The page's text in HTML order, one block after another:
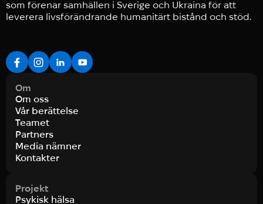
som förenar samhällen i Sverige och Ukraina för att
leverera livsförändrande humanitärt bistånd och stöd.
Om
Om oss
Vår berättelse
Teamet
Partners
Media nämner
Kontakter
Projekt
Psykisk hälsa